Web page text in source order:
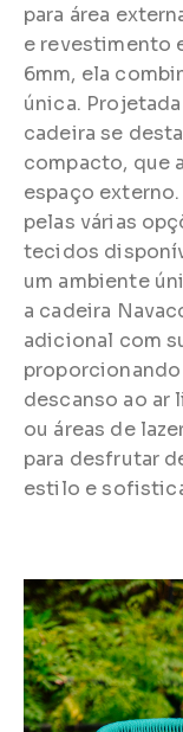
para área
e revestimento
6mm, ela
única.
cadeira se
compacto, que
espaço
pelas várias
tecidos
um ambiente
a cadeira
adicional com
descanso ao ar
ou áreas de
para desfrutar
estilo e